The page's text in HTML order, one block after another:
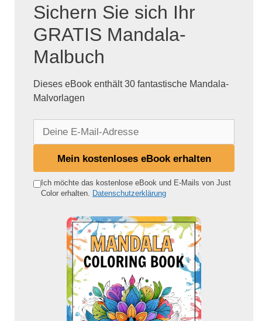
Sichern Sie sich Ihr
GRATIS Mandala-
Malbuch
Dieses eBook enthält 30 fantastische Mandala-
Malvorlagen
e
Mein kostenloses eBook erhalten
Ich möchte das kostenlose eBook und E-Mails von Just
Color erhalten. Datenschutzerklärung